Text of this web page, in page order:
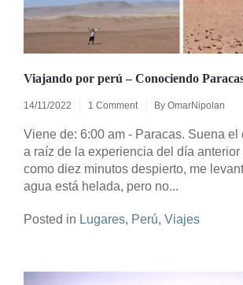
Viajando por perú – Conociendo
14/11/2022 1 Comment By OmarNipolan
Viene de: 6:00 am - Paracas. Suena el
a raíz de la experiencia del día
como diez minutos despierto, me
agua está helada, pero no...
Posted in Lugares, Perú, Viajes